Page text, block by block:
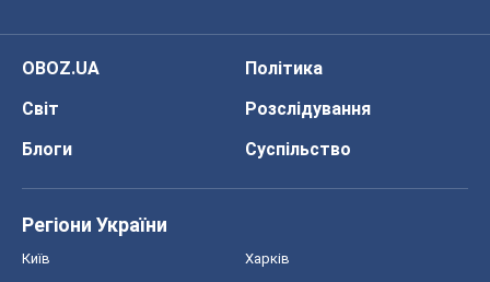
OBOZ.UA
Політика
Світ
Розслідування
Блоги
Суспільство
Регіони України
Київ Харків